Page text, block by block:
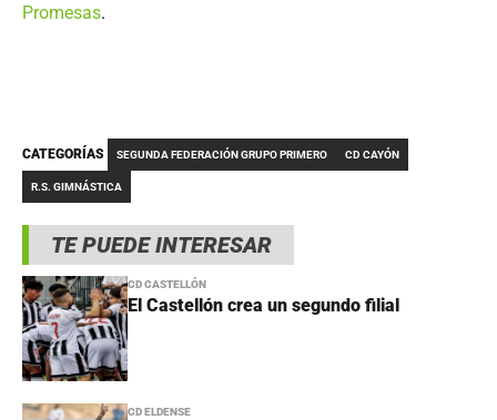
TE PUEDE INTERESAR
CD CASTELLÓN
El Castellón crea un segundo filial
CD ELDENSE
Promesas.
CATEGORÍAS SEGUNDA FEDERACIÓN GRUPO PRIMERO CD CAYÓN
R.S. GIMNÁSTICA